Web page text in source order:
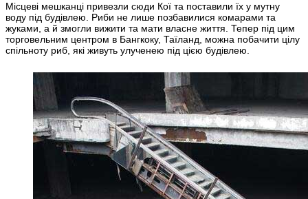
Місцеві мешканці привезли сюди Кої та поставили їх у мутну
воду під будівлею. Риби не лише позбавилися комарами та
жуками, а й змогли вижити та мати власне життя. Тепер під цим
торговельним центром в Бангкоку, Таїланд, можна побачити цілу
спільноту риб, які живуть улученею під цією будівлею.